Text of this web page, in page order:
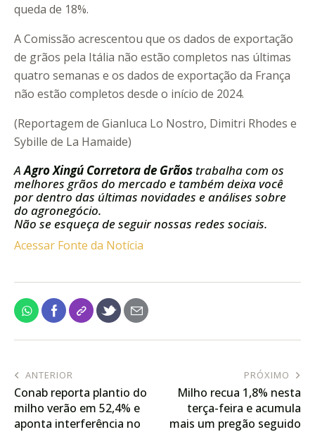
queda de 18%.
A Comissão acrescentou que os dados de exportação
de grãos pela Itália não estão completos nas últimas
quatro semanas e os dados de exportação da França
não estão completos desde o início de 2024.
(Reportagem de Gianluca Lo Nostro, Dimitri Rhodes e
Sybille de La Hamaide)
AAgro Xingú Corretora de Grãos trabalha com os
melhores grãos do mercado e também deixa você
por dentro das últimas novidades e análises sobre
do agronegócio.
Não se esqueça de seguir nossas redes sociais.
Acessar Fonte da Notícia
ANTERIOR
Conab reporta plantio do
milho verão em 52,4% e
aponta interferência no
PRÓXIMO
Milho recua 1,8% nesta
terça-feira e acumula
mais um pregão seguido